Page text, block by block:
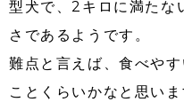
型犬で、2キロに満たな
さであるようです。
難点と言えば、食べや
ことくらいかなと思いま